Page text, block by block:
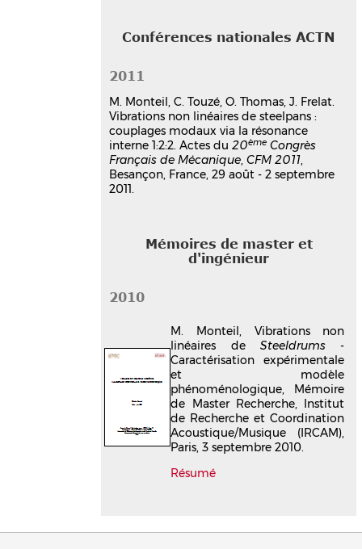
hal-00810733v1
Conférences nationales ACTN
2011
M. Monteil, C. Touzé, O. Thomas, J. Frelat.
Vibrations non linéaires de steelpans :
couplages modaux via la résonance
interne 1:2:2. Actes du20ème Congrès
Français de Mécanique,CFM 2011,
Besançon, France, 29 août - 2 septembre
2011.
Mémoires de master et
d'ingénieur
2010
M. Monteil, Vibrations non
linéaires deSteeldrums -
Caractérisation expérimentale
et modèle
phénoménologique, Mémoire
de Master Recherche, Institut
de Recherche et Coordination
Acoustique/Musique (IRCAM),
Paris, 3 septembre 2010.
Résumé